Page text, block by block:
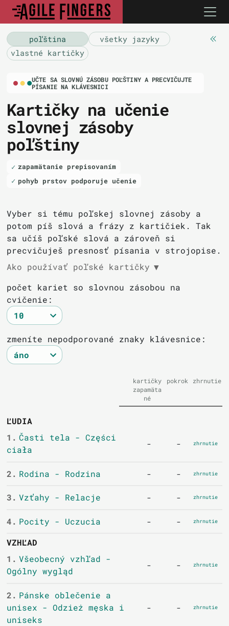
poľština
všetky jazyky
vlastné kartičky
UČTE SA SLOVNÚ ZÁSOBU POĽŠTINY A PRECVIČUJTE
PÍSANIE NA KLÁVESNICI
Kartičky na učenie
slovnej zásoby
poľštiny
zapamätanie prepisovaním
pohyb prstov podporuje učenie
Vyber si tému poľskej slovnej zásoby a
potom píš slová a frázy z kartičiek. Tak
sa učíš poľské slová a zároveň si
precvičuješ presnosť písania v strojopise.
Ako používať poľské kartičky ▼
počet kariet so slovnou zásobou na
cvičenie:
zmeníte nepodporované znaky klávesnice:
kartičky
zapamäta
né
pokrok zhrnutie
ĽUDIA
1. Časti tela - Części
ciała
- - zhrnutie
2. Rodina - Rodzina - - zhrnutie
3. Vzťahy - Relacje - - zhrnutie
4. Pocity - Uczucia - - zhrnutie
VZHĽAD
1. Všeobecný vzhľad -
Ogólny wygląd
- - zhrnutie
2. Pánske oblečenie a
unisex - Odzież męska i
uniseks
- - zhrnutie